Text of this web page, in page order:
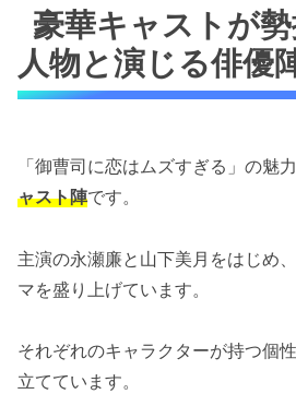
豪華キャストが
人物と演じる俳優
「御曹司に恋はムズすぎる」の魅
ャスト陣です。
主演の永瀬廉と山下美月をはじめ
マを盛り上げています。
それぞれのキャラクターが持つ個
立てています。